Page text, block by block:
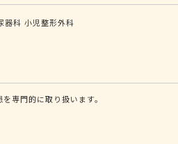
器科 小児整形外科
専門的に取り扱います。